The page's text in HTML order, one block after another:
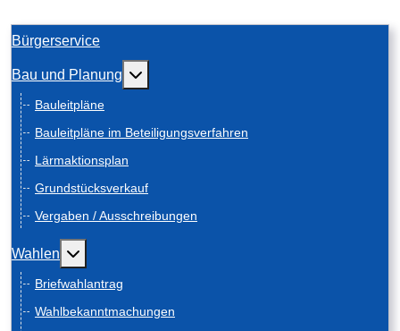
Bürgerservice
Bau und Planung Weitere Informationen: Bau und Planung
Bauleitpläne
Bauleitpläne im Beteiligungsverfahren
Lärmaktionsplan
Grundstücksverkauf
Vergaben / Ausschreibungen
Wahlen Weitere Informationen: Wahlen
Briefwahlantrag
Wahlbekanntmachungen